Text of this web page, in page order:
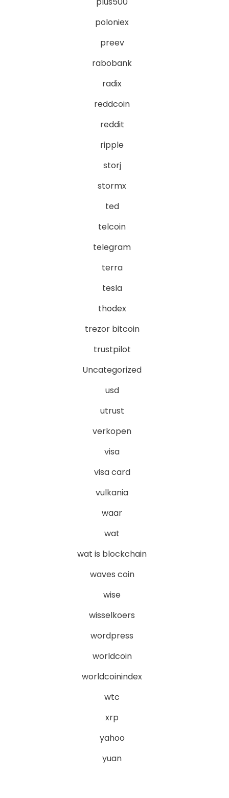
poloniex
preev
rabobank
radix
reddcoin
reddit
ripple
storj
stormx
ted
telcoin
telegram
terra
tesla
thodex
trezor bitcoin
trustpilot
Uncategorized
usd
utrust
verkopen
visa
visa card
vulkania
waar
wat
wat is blockchain
waves coin
wise
wisselkoers
wordpress
worldcoin
worldcoinindex
wtc
xrp
yahoo
yuan